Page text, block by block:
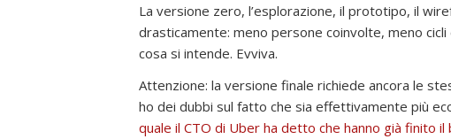
La versione zero, l’esplorazione, il prototipo, il
drasticamente: meno persone coinvolte, meno
cosa si intende. Evviva.
Attenzione: la versione finale richiede ancora le
ho dei dubbi sul fatto che sia effettivamente più
quale il CTO di Uber ha detto che hanno già finito